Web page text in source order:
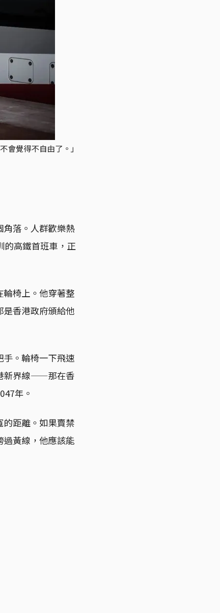
會覺得不自由了。」
角落。人群歡樂熱
的高鐵首班車，正
輪椅上。他穿著整
是香港政府頒給他
。輪椅一下飛速
新界線——那在香
年。
距離。如果賣禁
過黃線，他應該能